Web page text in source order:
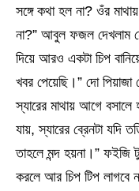
সঙ্গে কথা হল না? ওঁর
না?” আবুল ফজল দেখলাম
দিয়ে আরও একটা চিপ
খবর পেয়েছি।” দো
স্যারের মাথায় আগে বসালে
যায়, স্যারের ব্রেনটা যদি
তাহলে মন্দ হয়না।” ফইজি
করলে আর চিপ টিপ লাগবে